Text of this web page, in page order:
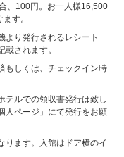
、100円。お一人様16,500
す。
り発行されるレシート
載されます。
もしくは、チェックイン時
ルでの領収書発行は致し
人ページ」にて発行をお願
ます。入館はドア横のイ